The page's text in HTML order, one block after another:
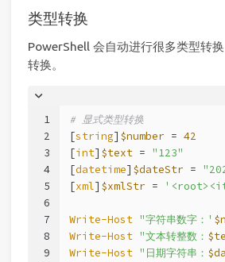
类型转换
PowerShell 会自动进行很多类型转
转换。
1
2
3
4
5
6
7
8
9
# 显式类型转换
[string] $number = 42
[int] $text = "123"
[datetime] $dateStr =
[xml] $xmlStr =
Write-Host "字符串数字：'
Write-Host "文本转整数：
Write-Host "日期字符串：